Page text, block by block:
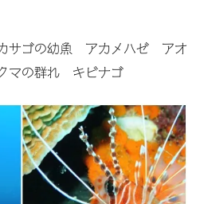
サゴの幼魚 アカメハゼ アオ
マの群れ キビナゴ